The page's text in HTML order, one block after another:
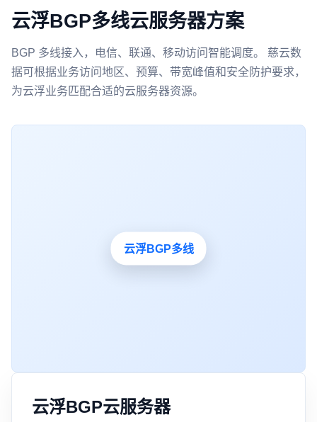
云浮BGP多线云服务器方案
BGP 多线接入，电信、联通、移动访问智能调度。 慈云数
据可根据业务访问地区、预算、带宽峰值和安全防护要求，
为云浮业务匹配合适的云服务器资源。
云浮BGP云服务器